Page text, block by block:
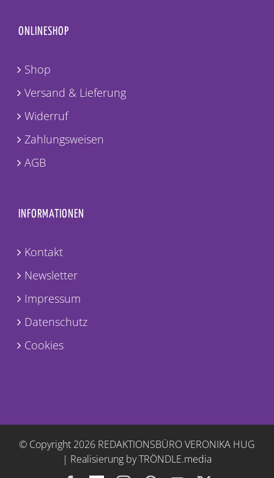
ONLINESHOP
Shop
Versand & Lieferung
Widerruf
Zahlungsweisen
AGB
INFORMATIONEN
Kontakt
Newsletter
Impressum
Datenschutz
Cookies
© Copyright 2026 REDAKTIONSBÜRO VERONIKA HUG
| Realisierung by TRÖNDLE.media